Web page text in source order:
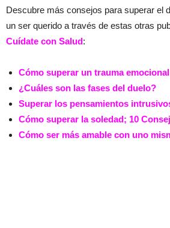
Descubre más consejos para superar el
un ser querido a través de estas otras
Cuídate con Salud:
Cómo superar un trauma emocional
¿Cuáles son las fases del duelo?
Superar los pensamientos
Cómo superar la soledad; 10
Cómo ser más amable con uno